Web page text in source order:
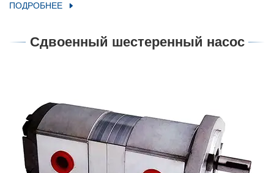
ПОДРОБНЕЕ
Сдвоенный шестеренный насос